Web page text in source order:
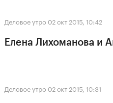
Деловое утро 02 окт 2015, 10:42
Елена Лихоманова и
Деловое утро 02 окт 2015, 10:31